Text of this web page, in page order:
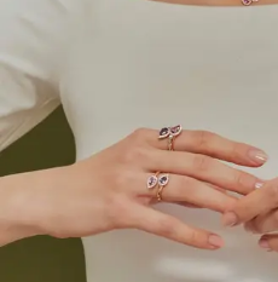
transan la calidad de los